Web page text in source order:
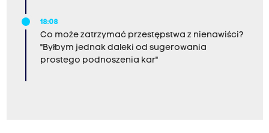
18:08
Co może zatrzymać przestępstwa z nienawiści?
"Byłbym jednak daleki od sugerowania
prostego podnoszenia kar"